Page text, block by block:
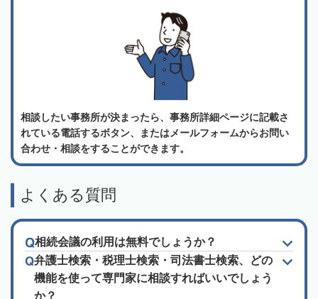
相談したい事務所が決まったら、事務所詳細ページに記載さ
れている電話するボタン、またはメールフォームからお問い
合わせ・相談をすることができます。
よくある質問
相続会議の利用は無料でしょうか？
弁護士検索・税理士検索・司法書士検索、どの
機能を使って専門家に相談すればいいでしょう
か？